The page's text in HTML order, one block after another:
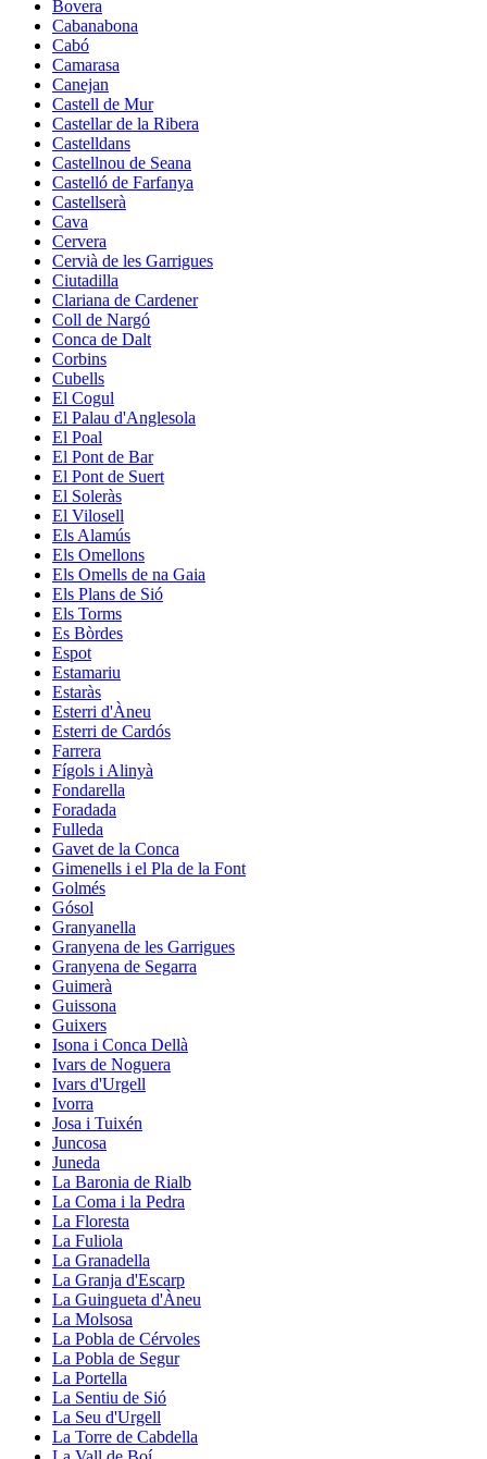
Bovera
Cabanabona
Cabó
Camarasa
Canejan
Castell de Mur
Castellar de la Ribera
Castelldans
Castellnou de Seana
Castelló de Farfanya
Castellserà
Cava
Cervera
Cervià de les Garrigues
Ciutadilla
Clariana de Cardener
Coll de Nargó
Conca de Dalt
Corbins
Cubells
El Cogul
El Palau d'Anglesola
El Poal
El Pont de Bar
El Pont de Suert
El Soleràs
El Vilosell
Els Alamús
Els Omellons
Els Omells de na Gaia
Els Plans de Sió
Els Torms
Es Bòrdes
Espot
Estamariu
Estaràs
Esterri d'Àneu
Esterri de Cardós
Farrera
Fígols i Alinyà
Fondarella
Foradada
Fulleda
Gavet de la Conca
Gimenells i el Pla de la Font
Golmés
Gósol
Granyanella
Granyena de les Garrigues
Granyena de Segarra
Guimerà
Guissona
Guixers
Isona i Conca Dellà
Ivars de Noguera
Ivars d'Urgell
Ivorra
Josa i Tuixén
Juncosa
Juneda
La Baronia de Rialb
La Coma i la Pedra
La Floresta
La Fuliola
La Granadella
La Granja d'Escarp
La Guingueta d'Àneu
La Molsosa
La Pobla de Cérvoles
La Pobla de Segur
La Portella
La Sentiu de Sió
La Seu d'Urgell
La Torre de Cabdella